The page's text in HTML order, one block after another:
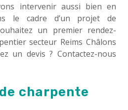
intervenir aussi bien en
le cadre d’un projet de
un premier rendez-
secteur Reims Châlons
un devis ? Contactez-nous
charpente